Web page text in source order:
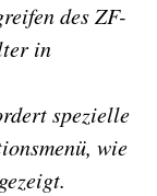
des ZF-
in
spezielle
wie